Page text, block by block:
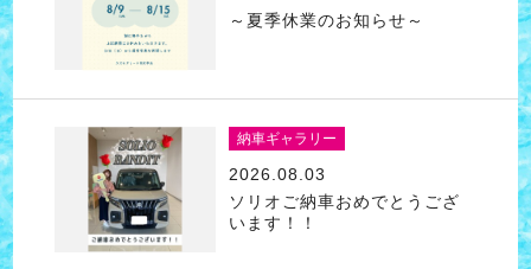
～夏季休業のお知らせ～
納車ギャラリー
2026.08.03
ソリオご納車おめでとうござ
います！！